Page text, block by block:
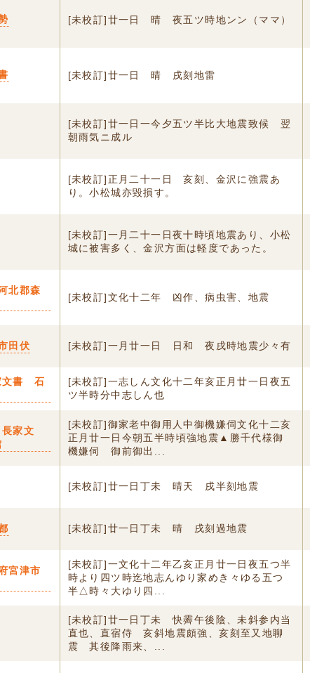
[未校訂]廿一日 晴 夜五ツ時地ンン（ママ）
[未校訂]廿一日 晴 戌刻地雷
[未校訂]廿一日一今夕五ツ半比大地震致候 翌
朝雨気ニ成ル
[未校訂]正月二十一日 亥刻、金沢に強震あ
り。小松城亦毀損す。
[未校訂]一月二十一日夜十時頃地震あり、小松
城に被害多く、金沢方面は軽度であった。
北郡森
[未校訂]文化十二年 凶作、病虫害、地震
田伏 [未校訂]一月廿一日 日和 夜戌時地震少々有
文書 石
[未校訂]一志しん文化十二年亥正月廿一日夜五
ツ半時分中志しん也
家文
[未校訂]御家老中御用人中御機嫌伺文化十二亥
正月廿一日今朝五半時頃強地震▲勝千代様御
機嫌伺 御前御出...
[未校訂]廿一日丁未 晴天 戌半刻地震
[未校訂]廿一日丁未 晴 戌刻過地震
宮津市
[未校訂]一文化十二年乙亥正月廿一日夜五つ半
時より四ツ時迄地志んゆり家めき々ゆる五つ
半△時々大ゆり四...
[未校訂]廿一日丁未 快霽午後陰、未斜参内当
直也、直宿侍 亥斜地震頗強、亥刻至又地聊
震 其後降雨来、...